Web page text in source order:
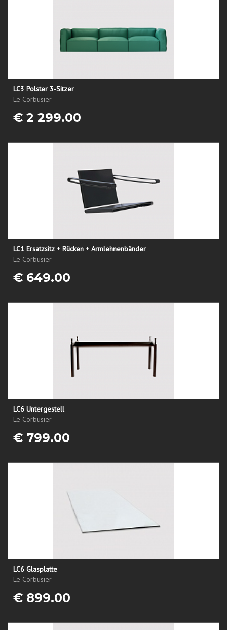
LC3 Polster 3-Sitzer
Le Corbusier
€ 2 299.00
LC1 Ersatzsitz + Rücken + Armlehnenbänder
Le Corbusier
€ 649.00
LC6 Untergestell
Le Corbusier
€ 799.00
LC6 Glasplatte
Le Corbusier
€ 899.00